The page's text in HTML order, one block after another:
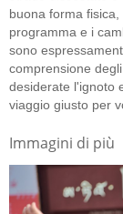
buona forma
programma e i
sono
comprensione
desiderate l'ignoto
viaggio giusto per
Immagini di più